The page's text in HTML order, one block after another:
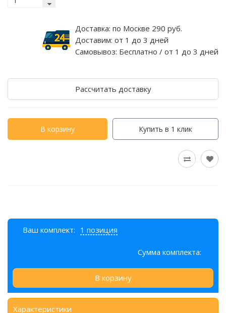
Доставка: по Москве 290 руб.
Доставим: от 1 до 3 дней
Самовывоз: Бесплатно / от 1 до 3 дней
Рассчитать доставку
В корзину Купить в 1 клик
Ваш комплект: 1 позиция
Сумма комплекта:
В корзину
Характеристики